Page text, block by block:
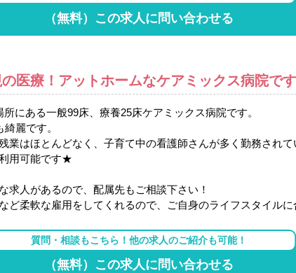
（無料）この求人に問い合わせる
医療！アットホームなケアミックス病院で
にある一般99床、療養25床ケアミックス病院です。
麗です。
業はほとんどなく、子育て中の看護師さんが多く勤務され
用可能です★
求人があるので、配属先もご相談下さい！
ど柔軟な雇用をしてくれるので、ご自身のライフスタイル
質問・相談もこちら！他の求人のご紹介も可能！
（無料）この求人に問い合わせる